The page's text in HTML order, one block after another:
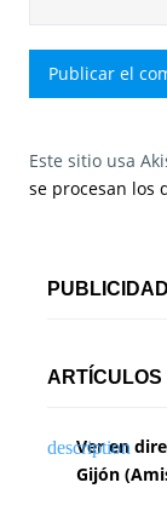
Este sitio usa
se procesan los
PUBLICIDAD
ARTÍCULOS
Ver en
Gijón